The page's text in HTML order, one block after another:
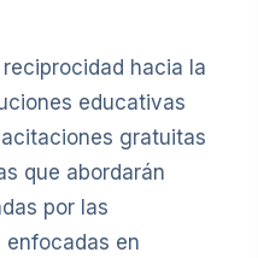
hacia la
educativas
gratuitas
que abordarán
por las
en